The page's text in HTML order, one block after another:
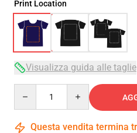
Print Location
Visualizza guida alle taglie
Questa vendita termina